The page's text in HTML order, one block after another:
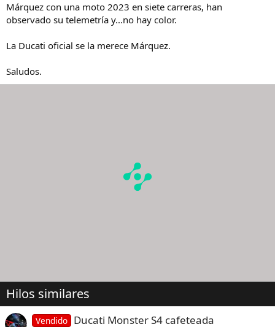
Márquez con una moto 2023 en siete carreras, han
observado su telemetría y...no hay color.
La Ducati oficial se la merece Márquez.
Saludos.
Hilos similares
Vendido Ducati Monster S4 cafeteada